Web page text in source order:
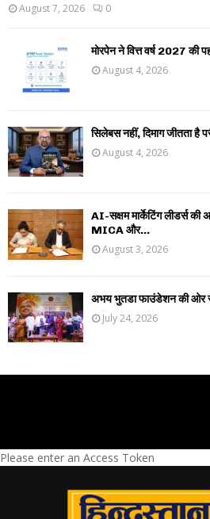
August 7, 2026
0
मोरपेन ने वित्त वर्ष 2027 की
August 4, 2026
सिलेबस नहीं, दिमाग जीतता है
August 4, 2026
AI-सक्षम मार्केटिंग लीडर्स की
MICA और...
August 3, 2026
अभय भुतडा फाउंडेशन की ओर
July 24, 2026
Please enter an Access Token